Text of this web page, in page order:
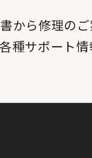
から修理の
種サポート情